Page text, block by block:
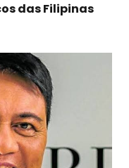
das Filipinas